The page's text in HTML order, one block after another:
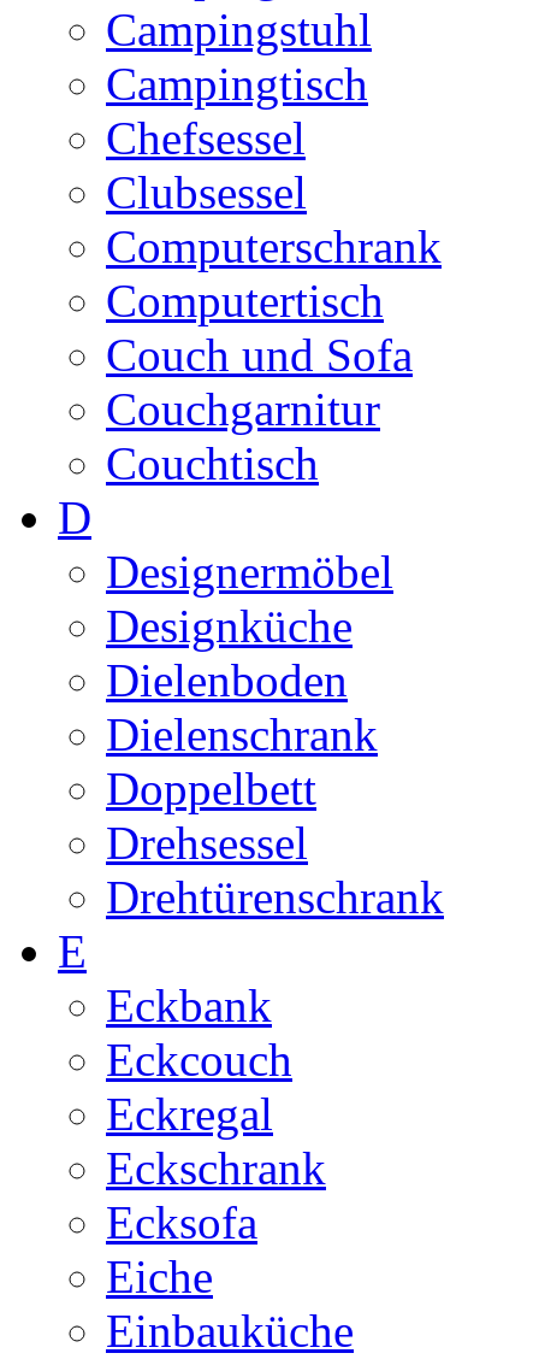
Campingstuhl
Campingtisch
Chefsessel
Clubsessel
Computerschrank
Computertisch
Couch und Sofa
Couchgarnitur
Couchtisch
D
Designermöbel
Designküche
Dielenboden
Dielenschrank
Doppelbett
Drehsessel
Drehtürenschrank
E
Eckbank
Eckcouch
Eckregal
Eckschrank
Ecksofa
Eiche
Einbauküche